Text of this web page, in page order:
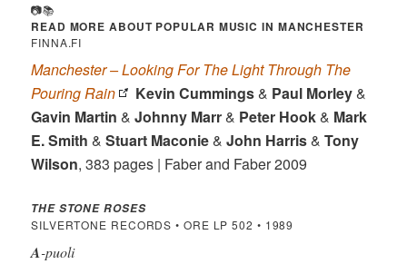
📷📚
READ MORE ABOUT POPULAR MUSIC IN MANCHESTER
FINNA.FI
Manchester – Looking For The Light Through The
Pouring Rain
Kevin Cummings& Paul Morley&
Gavin Martin &Johnny Marr& Peter Hook& Mark
E. Smith &Stuart Maconie&John Harris&Tony
Wilson, 383 pages | Faber and Faber 2009
THE STONE ROSES
SILVERTONE RECORDS • ORE LP 502 • 1989
A-puoli